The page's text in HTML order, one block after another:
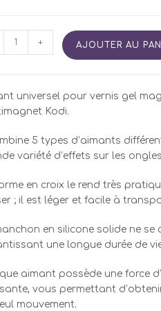
+ AJOUTER AU
universel pour vernis gel
Kodi.
5 types d’aimants
variété d’effets sur les
en croix le rend très
; il est léger et facile à
en silicone solide ne se
une longue durée de
aimant possède une force
vous permettant
mouvement.